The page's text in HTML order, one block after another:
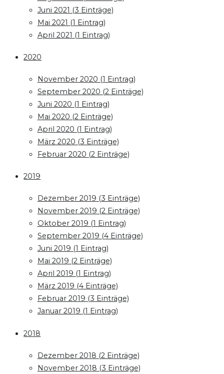
Juni 2021 (3 Einträge)
Mai 2021 (1 Eintrag)
April 2021 (1 Eintrag)
2020
November 2020 (1 Eintrag)
September 2020 (2 Einträge)
Juni 2020 (1 Eintrag)
Mai 2020 (2 Einträge)
April 2020 (1 Eintrag)
März 2020 (3 Einträge)
Februar 2020 (2 Einträge)
2019
Dezember 2019 (3 Einträge)
November 2019 (2 Einträge)
Oktober 2019 (1 Eintrag)
September 2019 (4 Einträge)
Juni 2019 (1 Eintrag)
Mai 2019 (2 Einträge)
April 2019 (1 Eintrag)
März 2019 (4 Einträge)
Februar 2019 (3 Einträge)
Januar 2019 (1 Eintrag)
2018
Dezember 2018 (2 Einträge)
November 2018 (3 Einträge)